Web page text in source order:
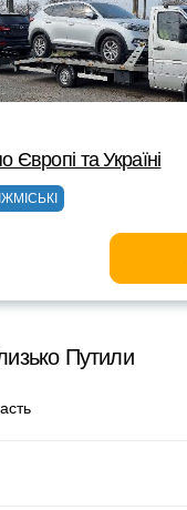
Європі та Україні
Путили